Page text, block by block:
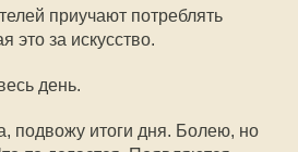
приучают потреблять
это за искусство.
день.
подвожу итоги дня. Болею, но